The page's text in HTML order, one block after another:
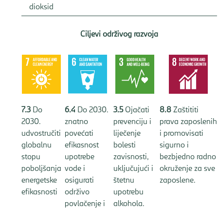
dioksid
Ciljevi održivog razvoja
7.3 Do
2030.
udvostručiti
globalnu
stopu
poboljšanja
energetske
efikasnosti
6.4 Do 2030.
znatno
povećati
efikasnost
upotrebe
vode i
osigurati
održivo
povlačenje i
3.5 Ojačati
prevenciju i
liječenje
bolesti
zavisnosti,
uključujući i
štetnu
upotrebu
alkohola.
8.8 Zaštititi
prava zaposlenih
i promovisati
sigurno i
bezbjedno radno
okruženje za sve
zaposlene.